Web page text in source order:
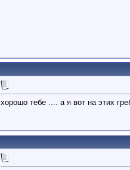
хорошо тебе .... а я вот на этих